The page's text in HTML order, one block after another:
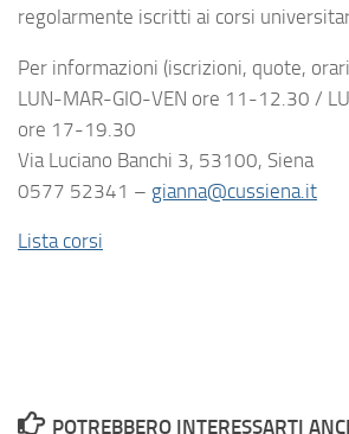
regolarmente iscritti ai corsi
Per informazioni (iscrizioni, quote,
LUN-MAR-GIO-VEN ore 11-12.30 /
ore 17-19.30
Via Luciano Banchi 3, 53100, Siena
0577 52341 – gianna@cussiena.it
Lista corsi
POTREBBERO INTERESSARTI